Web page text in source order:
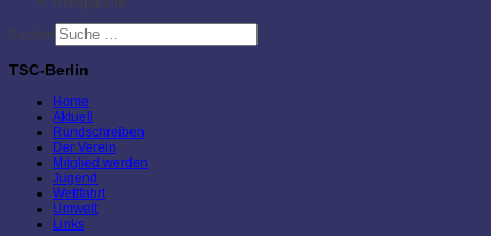
Suchen
TSC-Berlin
Home
Aktuell
Rundschreiben
Der Verein
Mitglied werden
Jugend
Wettfahrt
Umwelt
Links